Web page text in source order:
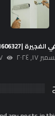
|0521606327
١٧, ٢٠٢٤